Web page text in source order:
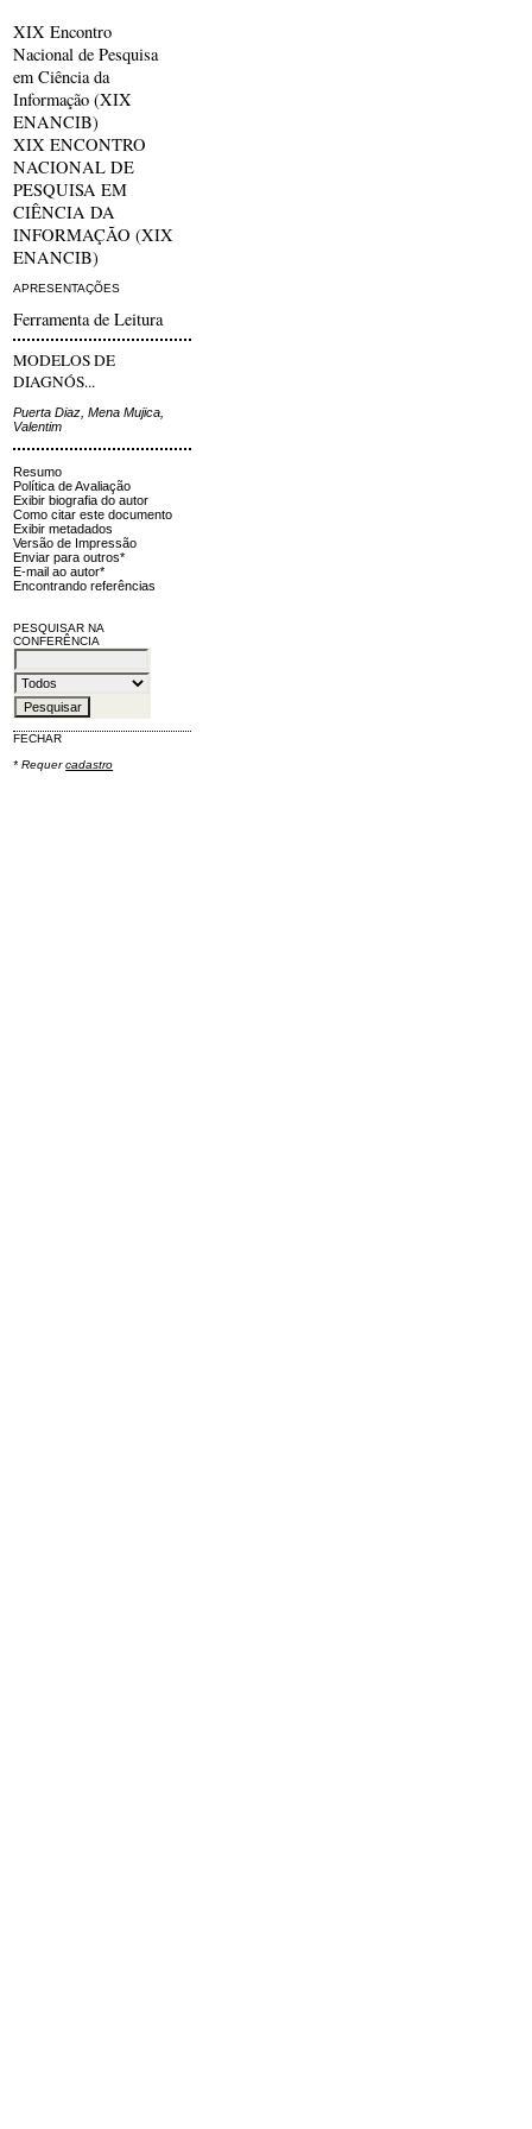
XIX Encontro
Nacional de Pesquisa
em Ciência da
Informação (XIX
ENANCIB)
XIX ENCONTRO
NACIONAL DE
PESQUISA EM
CIÊNCIA DA
INFORMAÇÃO (XIX
ENANCIB)
APRESENTAÇÕES
Ferramenta de Leitura
MODELOS DE
DIAGNÓS...
Puerta Diaz, Mena Mujica,
Valentim
Resumo
Política de Avaliação
Exibir biografia do autor
Como citar este documento
Exibir metadados
Versão de Impressão
Enviar para outros*
E-mail ao autor*
Encontrando referências
PESQUISAR NA
CONFERÊNCIA
FECHAR
* Requercadastro